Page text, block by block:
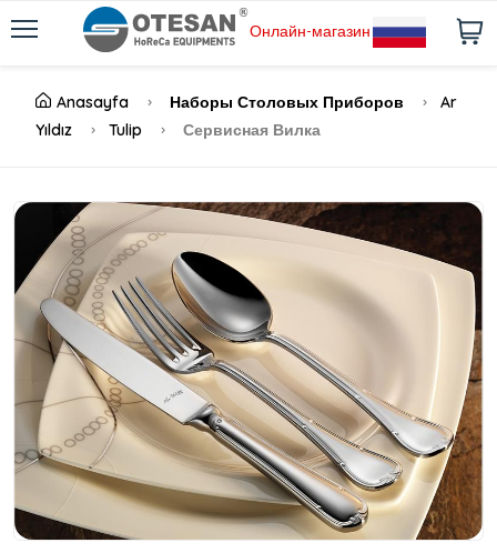
Онлайн-магазин
Anasayfa Наборы Столовых Приборов
Ar
Yıldız
Tulip Сервисная Вилка